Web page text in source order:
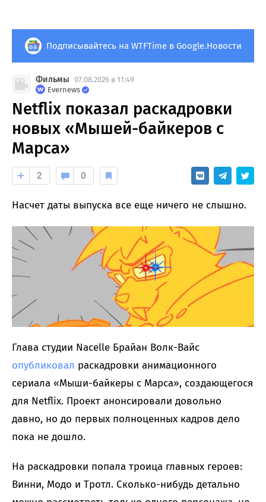
Подписывайтесь на WTFTime в Google.Новости
Фильмы 07.08.2026 в 11:49
Evernews
Netflix показал раскадровки
новых «Мышей-байкеров с
Марса»
2 0
Насчет даты выпуска все еще ничего не слышно.
Глава студии Nacelle Брайан Волк-Вайс
опубликовал раскадровки анимационного
сериала «Мыши-байкеры с Марса», создающегося
для Netflix. Проект анонсировали довольно
давно, но до первых полноценных кадров дело
пока не дошло.
На раскадровки попала троица главных героев:
Винни, Модо и Тротл. Сколько-нибудь детально